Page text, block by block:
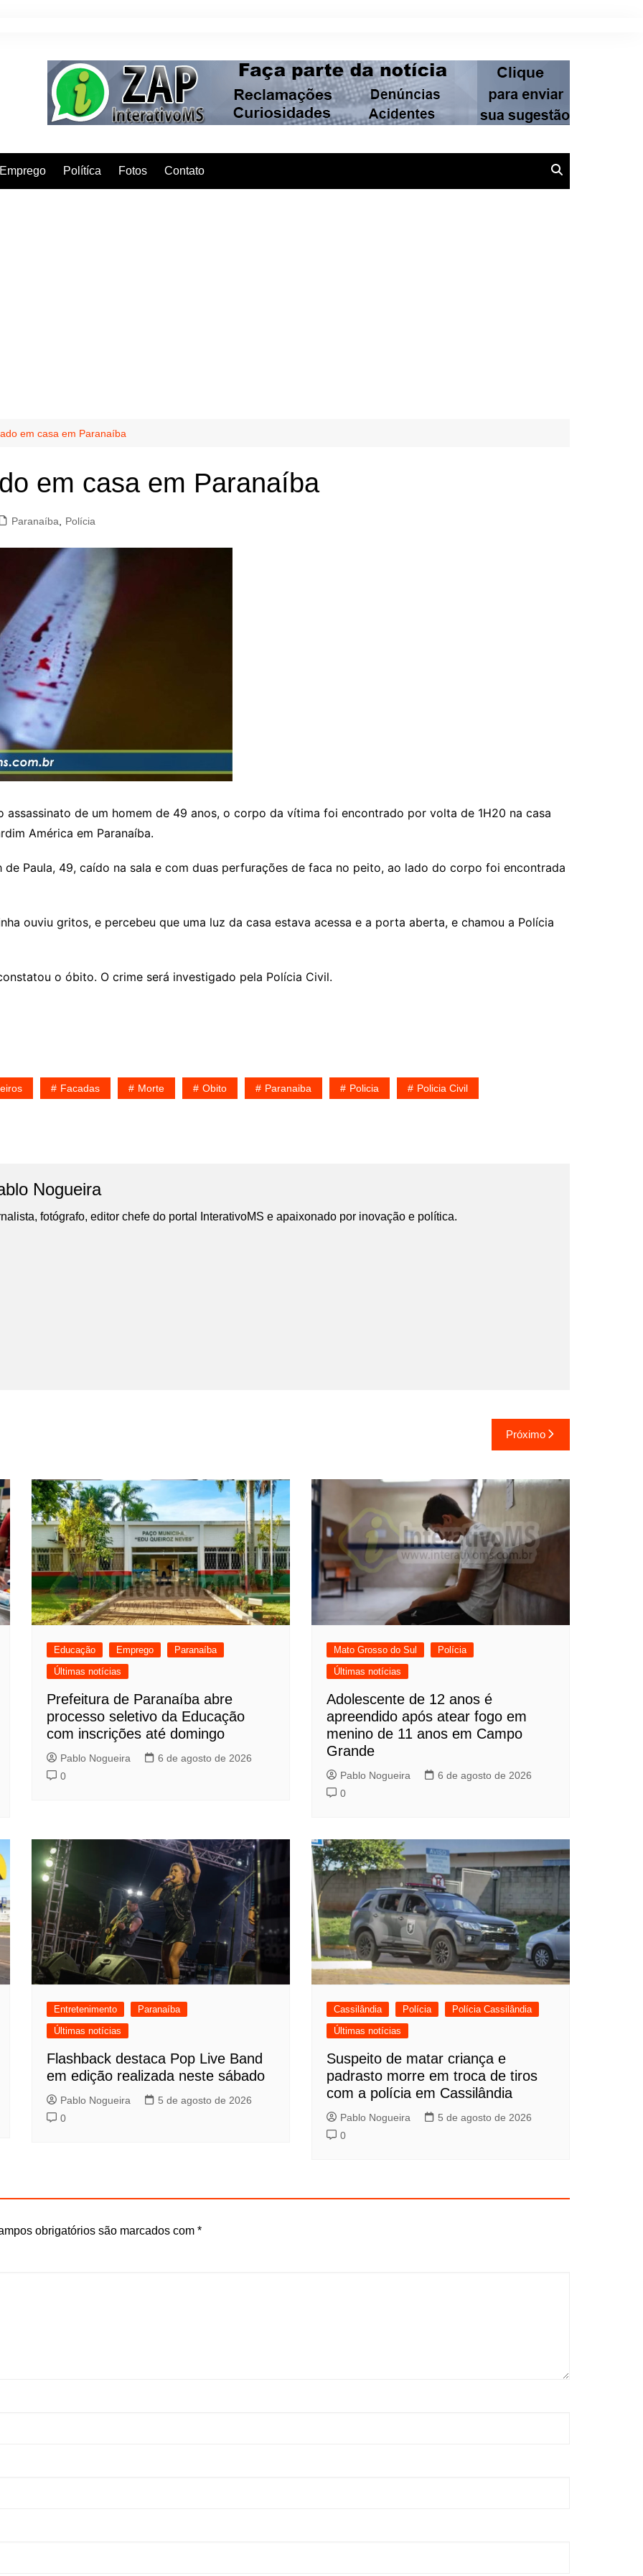
Emprego Polítíca Fotos Contato
em casa em Paranaíba
em casa em Paranaíba
Paranaíba Polícia
de um homem de 49 anos, o corpo da vítima foi encontrado por volta de 1H20 na casa
América em Paranaíba.
Paula, 49, caído na sala e com duas perfurações de faca no peito, ao lado do corpo foi encontrada
ouviu gritos, e percebeu que uma luz da casa estava acessa e a porta aberta, e chamou a Polícia
o óbito. O crime será investigado pela Polícia Civil.
Facadas Morte Obito Paranaiba Policia Policia Civil
Nogueira
fotógrafo, editor chefe do portal InterativoMS e apaixonado por inovação e política.
Próximo
Educação Emprego
Paranaíba
Últimas notícias
Prefeitura de Paranaíba abre
processo seletivo da Educação
com inscrições até domingo
Pablo Nogueira
6 de agosto de 2026
0
Mato Grosso do Sul
Polícia
Últimas notícias
Adolescente de 12 anos é
apreendido após atear fogo em
menino de 11 anos em Campo
Grande
Pablo Nogueira
6 de agosto de 2026
0
Entretenimento
Paranaíba
Últimas notícias
Flashback destaca Pop Live Band
em edição realizada neste sábado
Pablo Nogueira
5 de agosto de 2026
0
Cassilândia Polícia
Polícia Cassilândia
Últimas notícias
Suspeito de matar criança e
padrasto morre em troca de tiros
com a polícia em Cassilândia
Pablo Nogueira
5 de agosto de 2026
0
obrigatórios são marcados com *